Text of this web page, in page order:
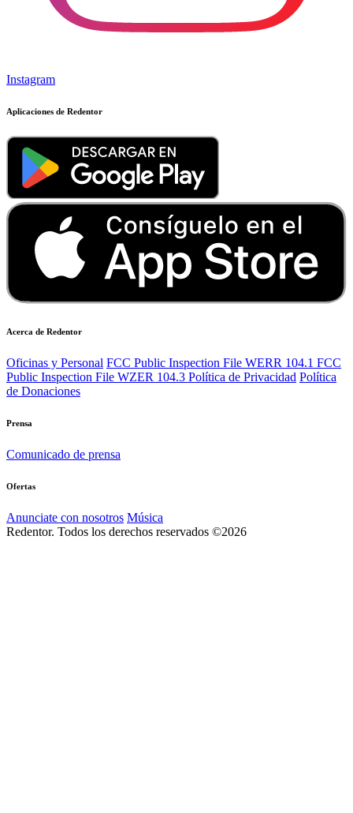
Instagram
Aplicaciones de Redentor
Acerca de Redentor
Oficinas y Personal FCC Public Inspection File WERR 104.1 FCC
Public Inspection File WZER 104.3 Política de Privacidad Política
de Donaciones
Prensa
Comunicado de prensa
Ofertas
Anunciate con nosotros Música
Redentor. Todos los derechos reservados ©2026